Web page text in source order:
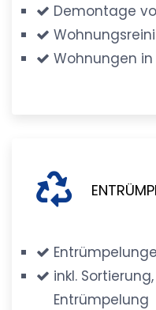
Demontage
Wohnungen
inkl.
Entrümpelung